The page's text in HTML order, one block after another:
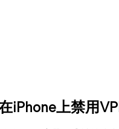
iPhone上禁用